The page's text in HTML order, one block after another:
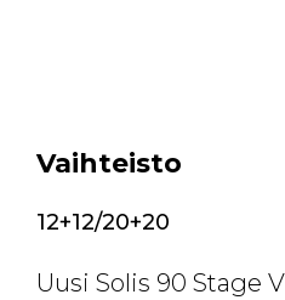
Vaihteisto
12+12/20+20
Uusi Solis 90 Stage